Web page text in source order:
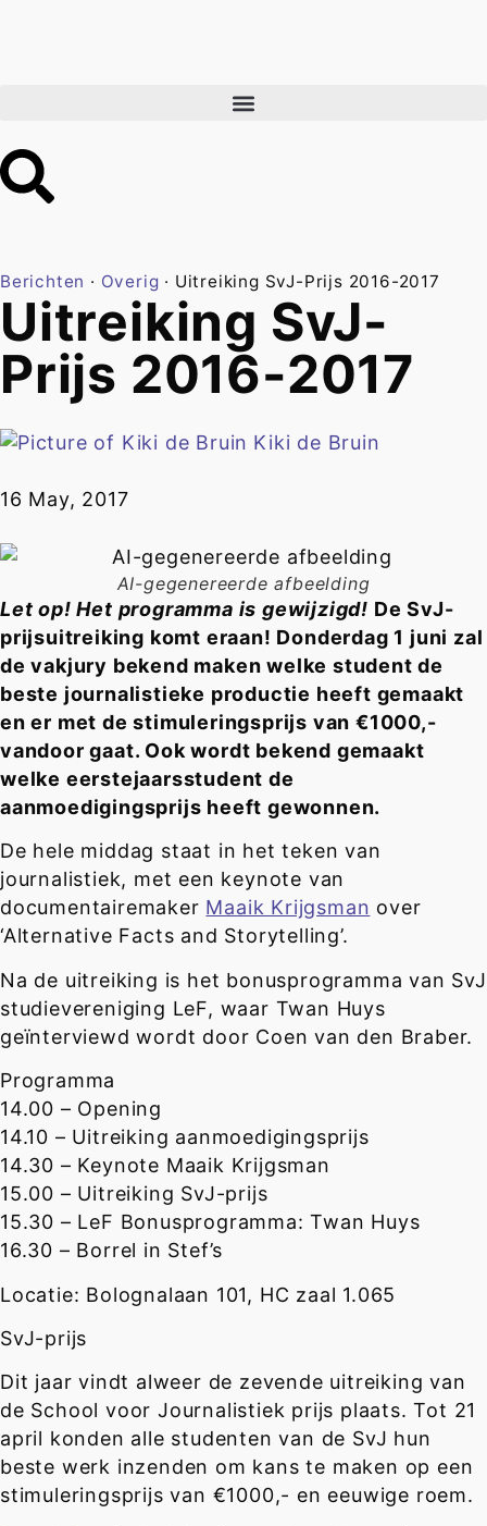
Berichten · Overig · Uitreiking SvJ-Prijs 2016-2017
Uitreiking SvJ-
Prijs 2016-2017
Kiki de Bruin
16 May, 2017
AI-gegenereerde afbeelding
Let op! Het programma is gewijzigd! De SvJ-
prijsuitreiking komt eraan! Donderdag 1 juni zal
de vakjury bekend maken welke student de
beste journalistieke productie heeft gemaakt
en er met de stimuleringsprijs van €1000,-
vandoor gaat. Ook wordt bekend gemaakt
welke eerstejaarsstudent de
aanmoedigingsprijs heeft gewonnen.
De hele middag staat in het teken van
journalistiek, met een keynote van
documentairemaker Maaik Krijgsman over
‘Alternative Facts and Storytelling’.
Na de uitreiking is het bonusprogramma van SvJ
studievereniging LeF, waar Twan Huys
geïnterviewd wordt door Coen van den Braber.
Programma
14.00 – Opening
14.10 – Uitreiking aanmoedigingsprijs
14.30 – Keynote Maaik Krijgsman
15.00 – Uitreiking SvJ-prijs
15.30 – LeF Bonusprogramma: Twan Huys
16.30 – Borrel in Stef’s
Locatie: Bolognalaan 101, HC zaal 1.065
SvJ-prijs
Dit jaar vindt alweer de zevende uitreiking van
de School voor Journalistiek prijs plaats. Tot 21
april konden alle studenten van de SvJ hun
beste werk inzenden om kans te maken op een
stimuleringsprijs van €1000,- en eeuwige roem.